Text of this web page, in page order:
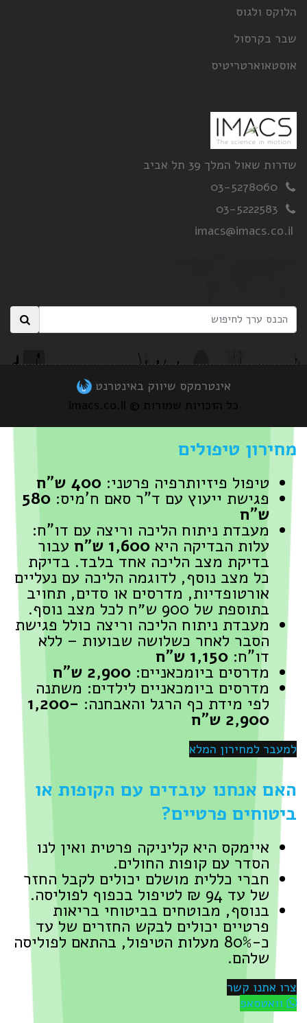
הלוקס ולגוס
שבר בקרסול
אוסטאוארטריטיס
שדרות שאול המלך 39 תל אביב
03-5278060
03-5222583
אינטרמקס שיווק באינטרנט
כל הזכויות שמורות © imacs.co.il
מחירון טיפולים
טיפול פיזיותרפיה פרטני: 400 ש"ח
פגישת ייעוץ עם ד"ר סאם ח'מיס: 580
ש"ח
מעבדת ניתוח הליכה וריצה עם דו"ח:
עלות הבדיקה היא 1,600 ש״ח עבור
בדיקת מצב הליכה אחד בלבד. בדיקת
כל מצב נוסף, לדוגמה הליכה עם נעליים
אורטופדיות, מדרסים או סדים, תחויב
בתוספת של 900 ש״ח לכל מצב נוסף.
מעבדת ניתוח הליכה וריצה כולל פגישת
הסבר לאחר כשלושה שבועות – ללא
דו"ח: 1,150 ש"ח
מדרסים ביומכאניים: 2,900 ש"ח
מדרסים ביומכאניים לילדים: משתנה
לפי מידת כף הרגל והאבחנה: 1,200-
2,900 ש"ח
למעבר למחירון המלא
האם אנחנו עובדים עם הקופות או
ביטוחים פרטיים?
איימקס היא קליניקה פרטית ואין לנו
הסדר עם קופות החולים.
חברי כללית מושלם יכולים לקבל החזר
של עד 94 ₪ לטיפול בכפוף לפוליסה.
בנוסף, מבוטחים בביטוחי בריאות
פרטיים יכולים לבקש החזרים של עד
כ-80% מעלות הטיפול, בהתאם לפוליסה
שלהם.
צרו אתנו קשר
וואטסאפ